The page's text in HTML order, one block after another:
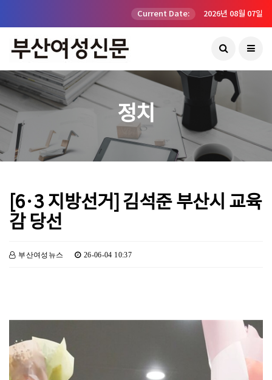
Current Date: 2026년 08월 07일
정치
[6·3 지방선거] 김석준 부산시 교육
감 당선
부산여성뉴스 26-06-04 10:37